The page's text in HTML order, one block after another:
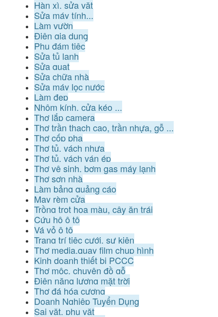
Hàn xì, sửa vặt
Sửa máy tính...
Làm vườn
Điện gia dụng
Phụ đám tiệc
Sửa tủ lạnh
Sửa quạt
Sửa chữa nhà
Sửa máy lọc nước
Làm đẹp
Nhôm kính, cửa kéo ...
Thợ lắp camera
Thợ trần thạch cao, trần nhựa, gỗ ...
Thợ cốp pha
Thợ tủ, vách nhựa
Thợ tủ, vách ván ép
Thợ vệ sinh, bơm gas máy lạnh
Thợ sơn nhà
Làm bảng quảng cáo
May rèm cửa
Trồng trọt hoa màu, cây ăn trái
Cứu hộ ô tô
Vá vỏ ô tô
Trang trí tiệc cưới, sự kiện
Thợ media,quay film chụp hình
Kinh doanh thiết bị PCCC
Thợ mộc, chuyên đồ gỗ
Điện năng lượng mặt trời
Thợ đá hóa cương
Doanh Nghiệp Tuyển Dụng
Sai vặt, phụ vặt